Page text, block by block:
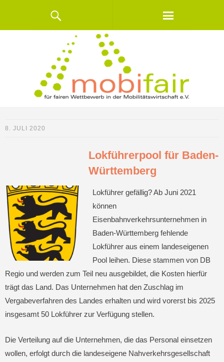
8. JULI 2020
Lokführerpool für Baden-
Württemberg
Lokführer gefällig? Ab Juni 2021
können
Eisenbahnverkehrsunternehmen in
Baden-Württemberg fehlende
Lokführer aus einem landeseigenen
Pool leihen. Diese stammen von DB
Regio und werden zum Teil neu ausgebildet, die Kosten hierfür
trägt das Land. Das Unternehmen hat den Zuschlag im
Vergabeverfahren des Landes erhalten und wird vorerst bis 2025
insgesamt 50 Lokführer zur Verfügung stellen.
Die Verteilung auf die Unternehmen, die das Personal einsetzen
wollen, erfolgt durch die landeseigene Nahverkehrsgesellschaft